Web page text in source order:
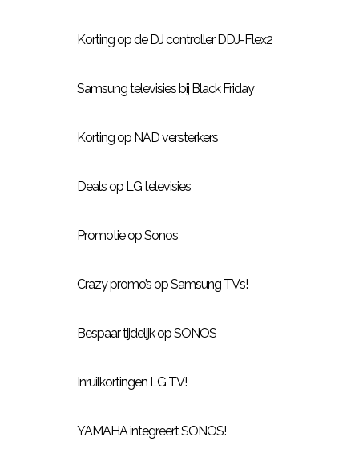
Korting op de DJ controller DDJ-Flex2
Samsung televisies bij Black Friday
Korting op NAD versterkers
Deals op LG televisies
Promotie op Sonos
Crazy promo’s op Samsung TV’s!
Bespaar tijdelijk op SONOS
Inruilkortingen LG TV!
YAMAHA integreert SONOS!